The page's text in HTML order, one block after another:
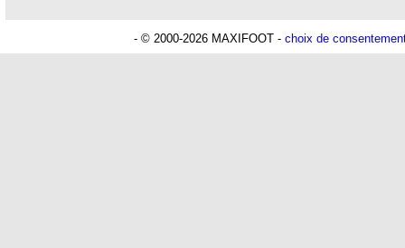
- © 2000-2026 MAXIFOOT - choix de